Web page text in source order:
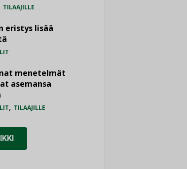
TILAAJILLE
eristys lisää
menetelmät
asemansa
, TILAAJILLE